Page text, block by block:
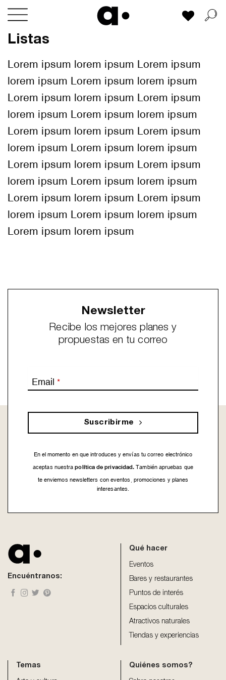
Skip
content
Mi lista
Listas
Lorem ipsum lorem ipsum Lorem ipsum
lorem ipsum Lorem ipsum lorem ipsum
Lorem ipsum lorem ipsum Lorem ipsum
lorem ipsum Lorem ipsum lorem ipsum
Lorem ipsum lorem ipsum Lorem ipsum
lorem ipsum Lorem ipsum lorem ipsum
Lorem ipsum lorem ipsum Lorem ipsum
lorem ipsum Lorem ipsum lorem ipsum
Lorem ipsum lorem ipsum Lorem ipsum
lorem ipsum Lorem ipsum lorem ipsum
Lorem ipsum lorem ipsum
Newsletter
Recibe los mejores planes y
propuestas en tu correo
Email *
Suscribirme
En el momento en que introduces y envías tu correo electrónico
aceptas nuestra política de privacidad. También apruebas que
te enviemos newsletters con eventos, promociones y planes
interesantes.
left
Encuéntranos:
Qué hacer
Eventos
Bares y restaurantes
Puntos de interés
Espacios culturales
Atractivos naturales
Tiendas y experiencias
Temas Quiénes somos?